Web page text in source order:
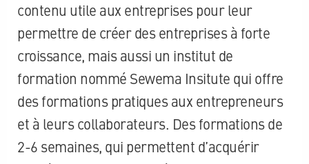
contenu utile aux entreprises pour leur
permettre de créer des entreprises à forte
croissance, mais aussi un institut de
formation nommé Sewema Insitute qui offre
des formations pratiques aux entrepreneurs
et à leurs collaborateurs. Des formations de
2-6 semaines, qui permettent d’acquérir